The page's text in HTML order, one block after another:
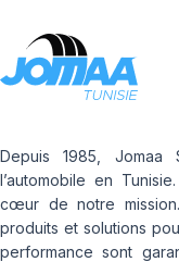
Depuis 1985,
l’automobile en
cœur de notre
produits et solutions
performance sont